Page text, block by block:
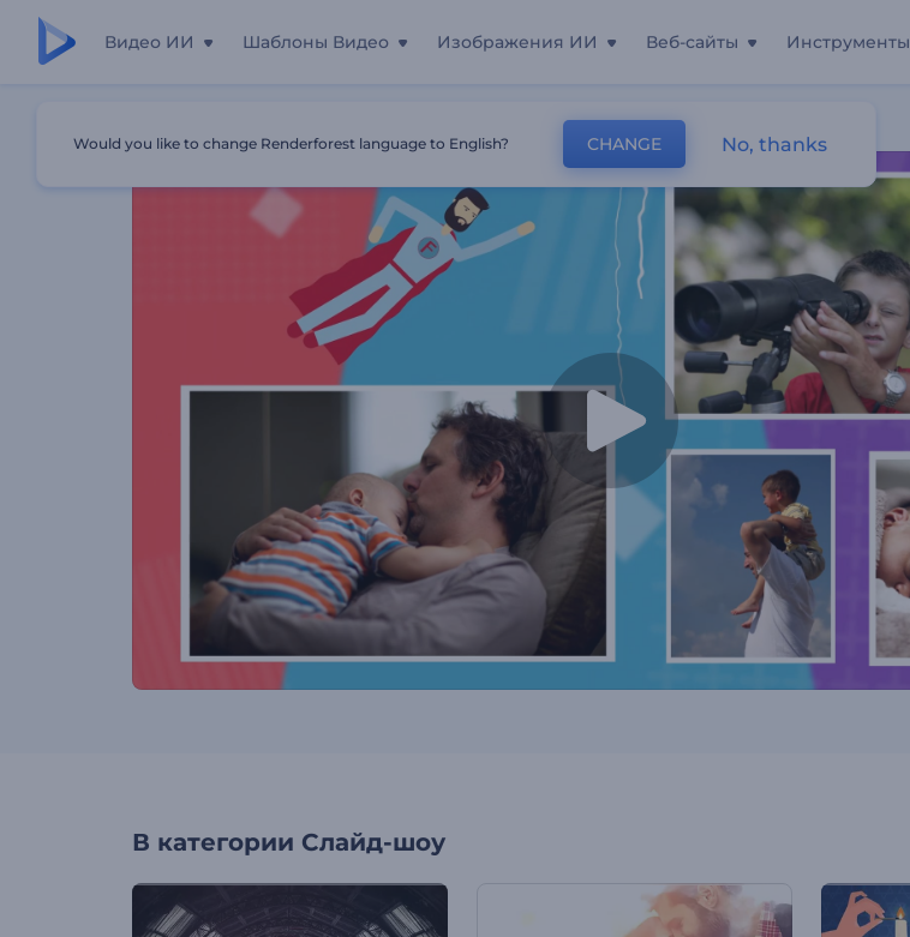
Видео ИИ Шаблоны Видео Изображения ИИ Веб-сайты Инструменты
В категории Слайд-шоу
Would you like to change Renderforest language to English? CHANGE No, thanks